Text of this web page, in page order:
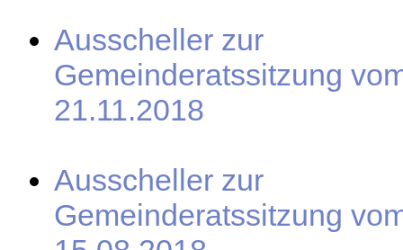
Ausscheller zur
Gemeinderatssitzung
21.11.2018
Ausscheller zur
Gemeinderatssitzung